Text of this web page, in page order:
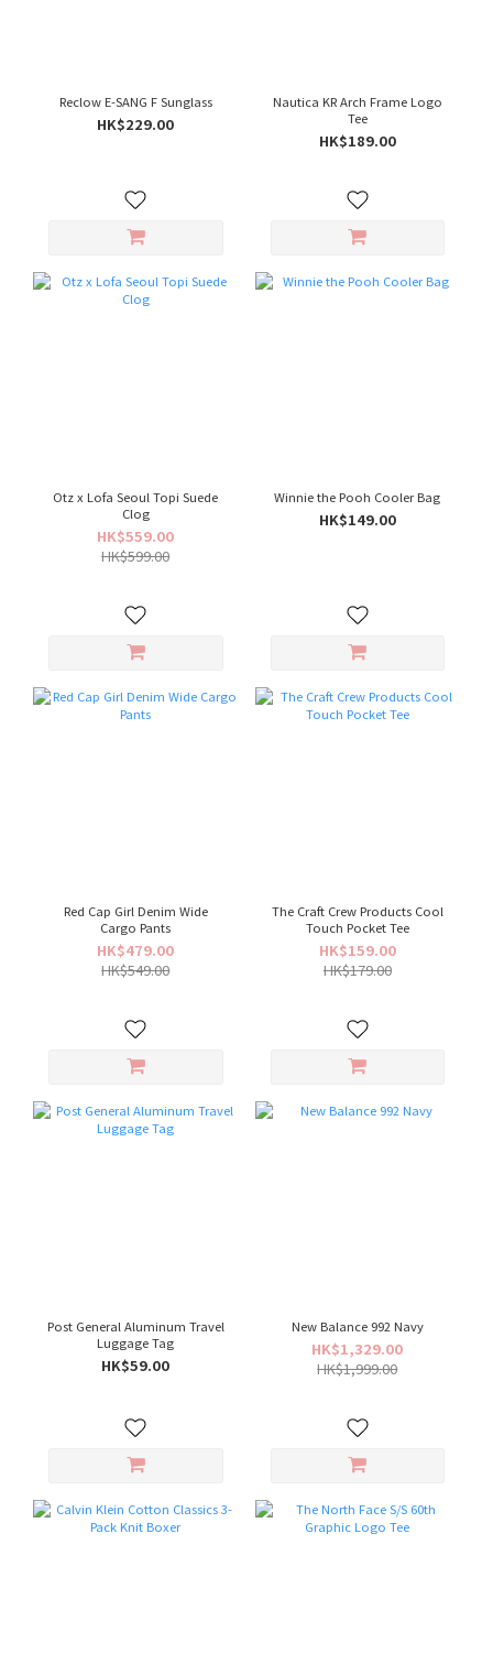
Reclow E-SANG F Sunglass
HK$229.00
Nautica KR Arch Frame Logo
Tee
HK$189.00
Otz x Lofa Seoul Topi Suede
Clog
HK$559.00
HK$599.00
Winnie the Pooh Cooler Bag
HK$149.00
Red Cap Girl Denim Wide
Cargo Pants
HK$479.00
HK$549.00
The Craft Crew Products Cool
Touch Pocket Tee
HK$159.00
HK$179.00
Post General Aluminum Travel
Luggage Tag
HK$59.00
New Balance 992 Navy
HK$1,329.00
HK$1,999.00